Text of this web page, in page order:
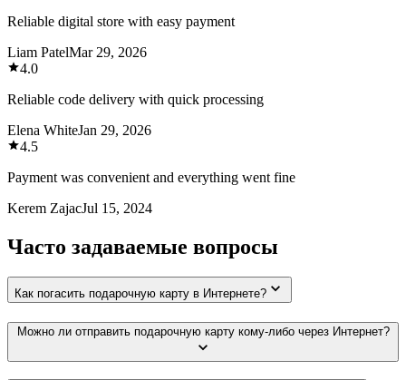
Reliable digital store with easy payment
Liam PatelMar 29, 2026
4.0
Reliable code delivery with quick processing
Elena WhiteJan 29, 2026
4.5
Payment was convenient and everything went fine
Kerem ZajacJul 15, 2024
Часто задаваемые вопросы
Как погасить подарочную карту в Интернете?
Можно ли отправить подарочную карту кому-либо через Интернет?